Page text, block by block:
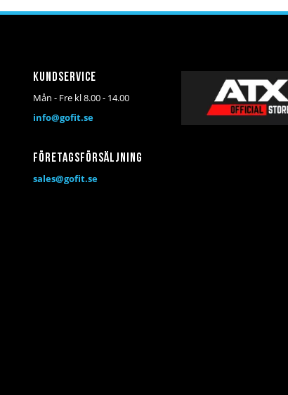
Kundservice
Mån - Fre kl 8.00 - 14.00
info@gofit.se
Företagsförsäljning
sales@gofit.se